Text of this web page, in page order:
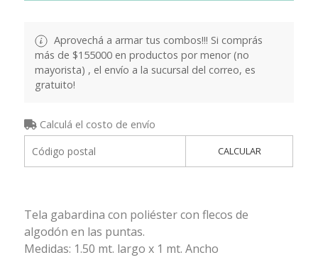
Aprovechá a armar tus combos!!! Si comprás
más de $155000 en productos por menor (no
mayorista) , el envío a la sucursal del correo, es
gratuito!
Calculá el costo de envío
CALCULAR
Tela gabardina con poliéster con flecos de
algodón en las puntas.
Medidas: 1.50 mt. largo x 1 mt. Ancho